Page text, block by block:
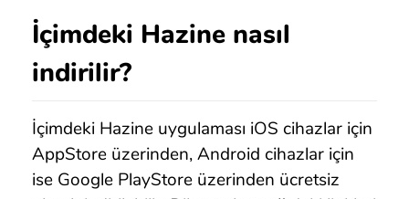
İçimdeki Hazine nasıl
indirilir?
İçimdeki Hazine uygulaması iOS cihazlar için
AppStore üzerinden, Android cihazlar için
ise Google PlayStore üzerinden ücretsiz